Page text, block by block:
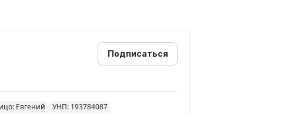
есть
--- 25
--- 0-500 / 0-2000
Подписаться
Евгений УНП: 193784087